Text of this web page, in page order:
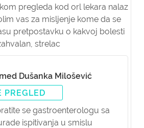
pregleda kod orl lekara nalaz
vas za misljenje kome da se
pretpostavku o kakvoj bolesti
strelac
Dušanka Milošević
PREGLED
se gastroenterologu sa
ispitivanja u smislu